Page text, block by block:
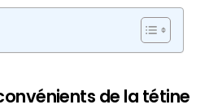
de la tétine